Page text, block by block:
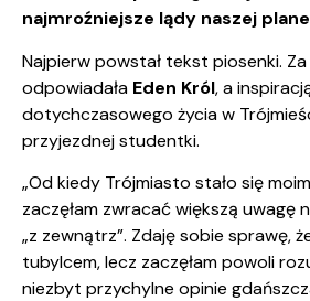
najmroźniejsze lądy naszej
Najpierw powstał tekst piosenki.
odpowiadała Eden Król, a
dotychczasowego życia w
przyjezdnej studentki.
„Od kiedy Trójmiasto stało się
zaczęłam zwracać większą uwagę
„z zewnątrz”. Zdaję sobie sprawę,
tubylcem, lecz zaczęłam powoli
niezbyt przychylne opinie